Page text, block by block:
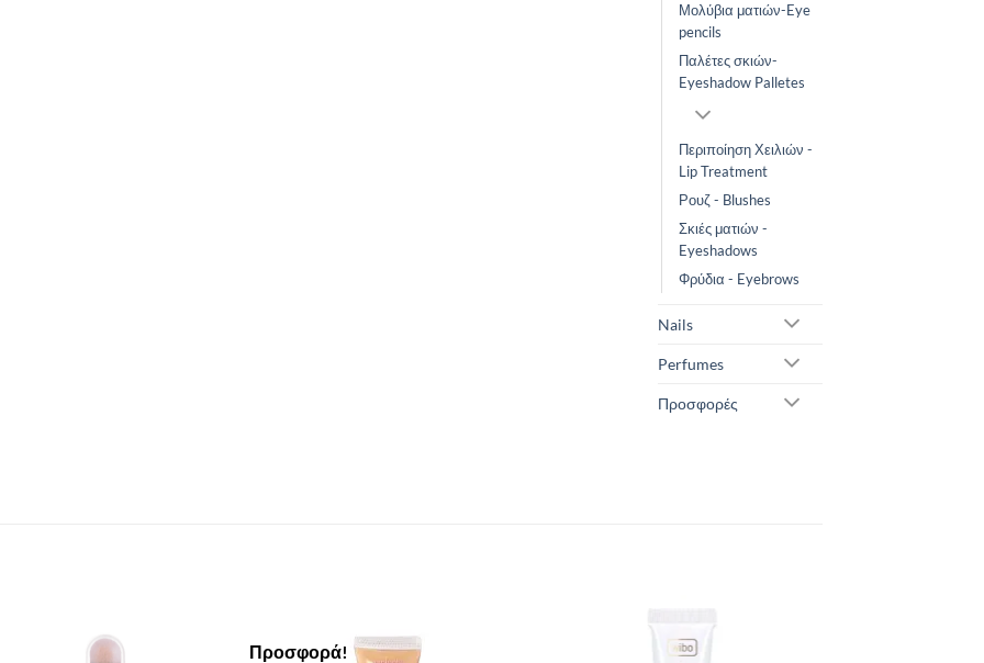
Μολύβια ματιών-Eye
pencils
Παλέτες σκιών-
Eyeshadow Palletes
Περιποίηση Χειλιών -
Lip Treatment
Ρουζ - Blushes
Σκιές ματιών -
Eyeshadows
Φρύδια - Eyebrows
Nails
Perfumes
Προσφορές
Προσφορά!